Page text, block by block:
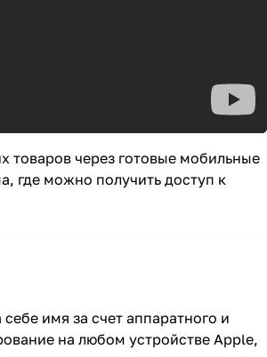
товаров через готовые мобильные
где можно получить доступ к
имя за счет аппаратного и
на любом устройстве Apple,